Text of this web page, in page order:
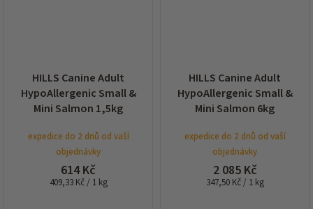
HILLS Canine Adult
HypoAllergenic Small &
Mini Salmon 1,5kg
expedice do 2 dnů od vaší
objednávky
614 Kč
Měrná
409,33 Kč / 1 kg
HILLS Canine Adult
HypoAllergenic Small &
Mini Salmon 6kg
expedice do 2 dnů od vaší
objednávky
2 085 Kč
Měrná
347,50 Kč / 1 kg